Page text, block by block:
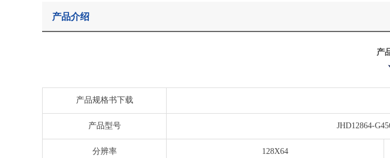
产品介绍
产
产品规格书下载
产品型号 JHD12864-
分辨率 128X64